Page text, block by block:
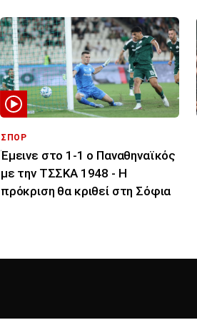
ΣΠΟΡ
Έμεινε στο 1-1 ο Παναθηναϊκός
με την ΤΣΣΚΑ 1948 - Η
πρόκριση θα κριθεί στη Σόφια